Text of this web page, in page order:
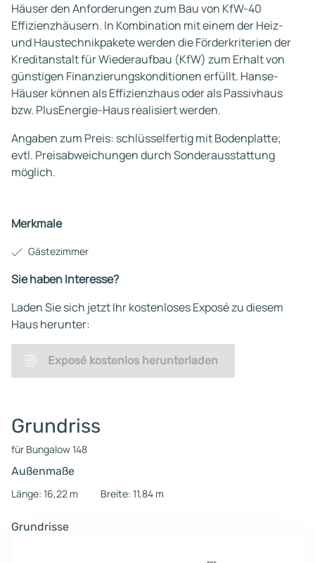
Häuser den Anforderungen zum Bau von KfW-40
Effizienzhäusern. In Kombination mit einem der Heiz-
und Haustechnikpakete werden die Förderkriterien der
Kreditanstalt für Wiederaufbau (KfW) zum Erhalt von
günstigen Finanzierungskonditionen erfüllt. Hanse-
Häuser können als Effizienzhaus oder als Passivhaus
bzw. PlusEnergie-Haus realisiert werden.
Angaben zum Preis: schlüsselfertig mit Bodenplatte;
evtl. Preisabweichungen durch Sonderausstattung
möglich.
Merkmale
Gästezimmer
Sie haben Interesse?
Laden Sie sich jetzt Ihr kostenloses Exposé zu diesem
Haus herunter:
Exposé kostenlos herunterladen
Grundriss
für Bungalow 148
Außenmaße
Länge: 16,22 m
Breite: 11,84 m
Grundrisse